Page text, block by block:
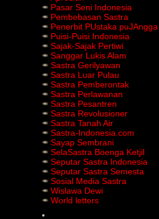
Pasar Seni Indonesia
Pembebasan Sastra
Penerbit PUstaka puJAngga
Puisi-Puisi Indonesia
Sajak-Sajak Pertiwi
Sanggar Lukis Alam
Sastra Gerilyawan
Sastra Luar Pulau
Sastra Pemberontak
Sastra Perlawanan
Sastra Pesantren
Sastra Revolusioner
Sastra Tanah Air
Sastra-Indonesia.com
Sayap Sembrani
SelaSastra Boenga Ketjil
Seputar Sastra Indonesia
Seputar Sastra Semesta
Sosial Media Sastra
Wislawa Dewi
World letters